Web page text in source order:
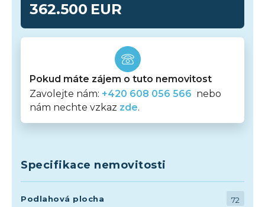
362.500 EUR
Pokud máte zájem o tuto nemovitost
Zavolejte nám: +420 608 056 566 nebo
nám nechte vzkaz zde.
Specifikace nemovitosti
Podlahová plocha 72